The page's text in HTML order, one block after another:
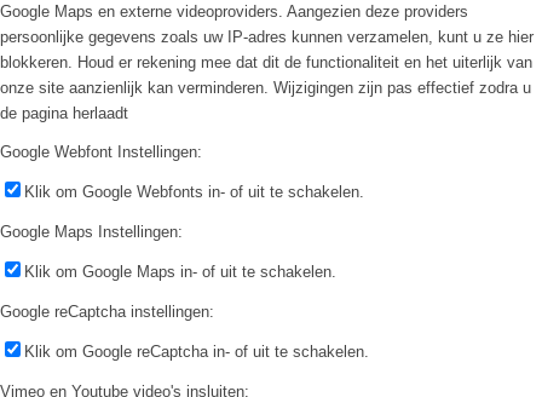
Google Maps en externe videoproviders. Aangezien deze providers
persoonlijke gegevens zoals uw IP-adres kunnen verzamelen, kunt u ze hier
blokkeren. Houd er rekening mee dat dit de functionaliteit en het uiterlijk van
onze site aanzienlijk kan verminderen. Wijzigingen zijn pas effectief zodra u
de pagina herlaadt
Google Webfont Instellingen:
Klik om Google Webfonts in- of uit te schakelen.
Google Maps Instellingen:
Klik om Google Maps in- of uit te schakelen.
Google reCaptcha instellingen:
Klik om Google reCaptcha in- of uit te schakelen.
Vimeo en Youtube video's insluiten: